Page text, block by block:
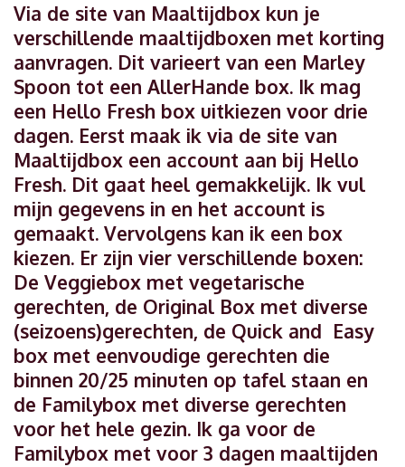
Via de site van Maaltijdbox kun je
verschillende maaltijdboxen met korting
aanvragen. Dit varieert van een Marley
Spoon tot een AllerHande box. Ik mag
een Hello Fresh box uitkiezen voor drie
dagen. Eerst maak ik via de site van
Maaltijdbox een account aan bij Hello
Fresh. Dit gaat heel gemakkelijk. Ik vul
mijn gegevens in en het account is
gemaakt. Vervolgens kan ik een box
kiezen. Er zijn vier verschillende boxen:
De Veggiebox met vegetarische
gerechten, de Original Box met diverse
(seizoens)gerechten, de Quick and Easy
box met eenvoudige gerechten die
binnen 20/25 minuten op tafel staan en
de Familybox met diverse gerechten
voor het hele gezin. Ik ga voor de
Familybox met voor 3 dagen maaltijden